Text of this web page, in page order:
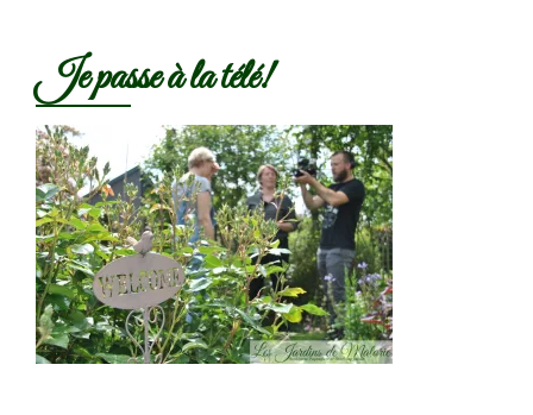
Je passe à la télé!